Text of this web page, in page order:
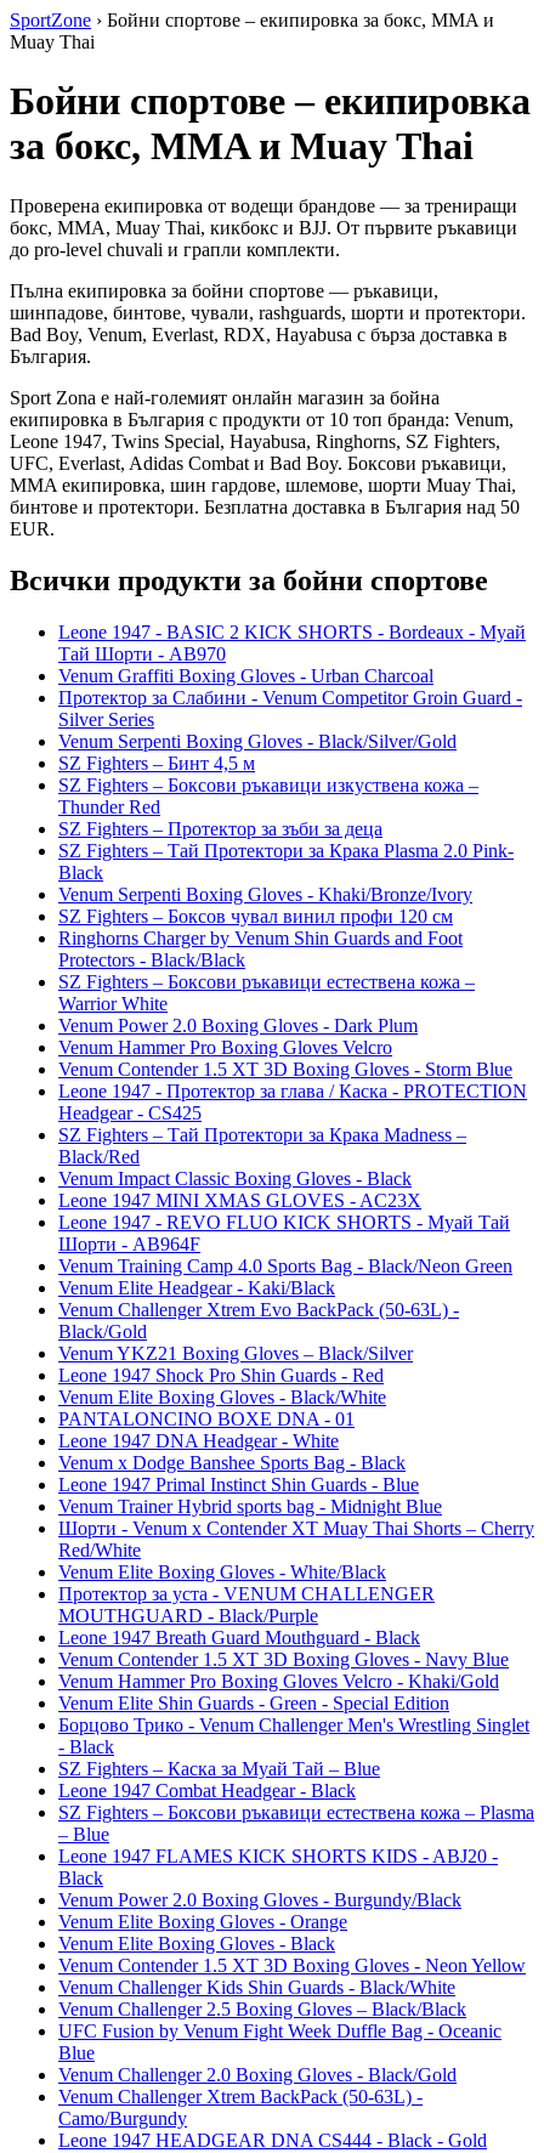
SportZone › Бойни спортове – екипировка за бокс, MMA и
Muay Thai
Бойни спортове – екипировка
за бокс, MMA и Muay Thai
Проверена екипировка от водещи брандове — за трениращи
бокс, MMA, Muay Thai, кикбокс и BJJ. От първите ръкавици
до pro-level chuvali и грапли комплекти.
Пълна екипировка за бойни спортове — ръкавици,
шинпадове, бинтове, чували, rashguards, шорти и протектори.
Bad Boy, Venum, Everlast, RDX, Hayabusa с бърза доставка в
България.
Sport Zona е най-големият онлайн магазин за бойна
екипировка в България с продукти от 10 топ бранда: Venum,
Leone 1947, Twins Special, Hayabusa, Ringhorns, SZ Fighters,
UFC, Everlast, Adidas Combat и Bad Boy. Боксови ръкавици,
MMA екипировка, шин гардове, шлемове, шорти Muay Thai,
бинтове и протектори. Безплатна доставка в България над 50
EUR.
Всички продукти за бойни спортове
Leone 1947 - BASIC 2 KICK SHORTS - Bordeaux - Муай
Тай Шорти - AB970
Venum Graffiti Boxing Gloves - Urban Charcoal
Протектор за Слабини - Venum Competitor Groin Guard -
Silver Series
Venum Serpenti Boxing Gloves - Black/Silver/Gold
SZ Fighters – Бинт 4,5 м
SZ Fighters – Боксови ръкавици изкуствена кожа –
Thunder Red
SZ Fighters – Протектор за зъби за деца
SZ Fighters – Тай Протектори за Крака Plasma 2.0 Pink-
Black
Venum Serpenti Boxing Gloves - Khaki/Bronze/Ivory
SZ Fighters – Боксов чувал винил профи 120 см
Ringhorns Charger by Venum Shin Guards and Foot
Protectors - Black/Black
SZ Fighters – Боксови ръкавици естествена кожа –
Warrior White
Venum Power 2.0 Boxing Gloves - Dark Plum
Venum Hammer Pro Boxing Gloves Velcro
Venum Contender 1.5 XT 3D Boxing Gloves - Storm Blue
Leone 1947 - Протектор за глава / Каска - PROTECTION
Headgear - CS425
SZ Fighters – Тай Протектори за Крака Madness –
Black/Red
Venum Impact Classic Boxing Gloves - Black
Leone 1947 MINI XMAS GLOVES - AC23X
Leone 1947 - REVO FLUO KICK SHORTS - Муай Тай
Шорти - AB964F
Venum Training Camp 4.0 Sports Bag - Black/Neon Green
Venum Elite Headgear - Kaki/Black
Venum Challenger Xtrem Evo BackPack (50-63L) -
Black/Gold
Venum YKZ21 Boxing Gloves – Black/Silver
Leone 1947 Shock Pro Shin Guards - Red
Venum Elite Boxing Gloves - Black/White
PANTALONCINO BOXE DNA - 01
Leone 1947 DNA Headgear - White
Venum x Dodge Banshee Sports Bag - Black
Leone 1947 Primal Instinct Shin Guards - Blue
Venum Trainer Hybrid sports bag - Midnight Blue
Шорти - Venum x Contender XT Muay Thai Shorts – Cherry
Red/White
Venum Elite Boxing Gloves - White/Black
Протектор за уста - VENUM CHALLENGER
MOUTHGUARD - Black/Purple
Leone 1947 Breath Guard Mouthguard - Black
Venum Contender 1.5 XT 3D Boxing Gloves - Navy Blue
Venum Hammer Pro Boxing Gloves Velcro - Khaki/Gold
Venum Elite Shin Guards - Green - Special Edition
Борцово Трико - Venum Challenger Men's Wrestling Singlet
- Black
SZ Fighters – Каска за Муай Тай – Blue
Leone 1947 Combat Headgear - Black
SZ Fighters – Боксови ръкавици естествена кожа – Plasma
– Blue
Leone 1947 FLAMES KICK SHORTS KIDS - ABJ20 -
Black
Venum Power 2.0 Boxing Gloves - Burgundy/Black
Venum Elite Boxing Gloves - Orange
Venum Elite Boxing Gloves - Black
Venum Contender 1.5 XT 3D Boxing Gloves - Neon Yellow
Venum Challenger Kids Shin Guards - Black/White
Venum Challenger 2.5 Boxing Gloves – Black/Black
UFC Fusion by Venum Fight Week Duffle Bag - Oceanic
Blue
Venum Challenger 2.0 Boxing Gloves - Black/Gold
Venum Challenger Xtrem BackPack (50-63L) -
Camo/Burgundy
Leone 1947 HEADGEAR DNA CS444 - Black - Gold